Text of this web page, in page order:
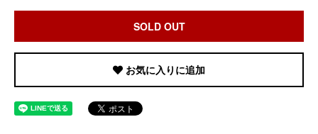
SOLD OUT
お気に入りに追加